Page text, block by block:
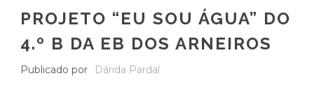
PROJETO “EU SOU ÁGUA” DO
4.º B DA EB DOS ARNEIROS
Publicado por Dárida Pardal